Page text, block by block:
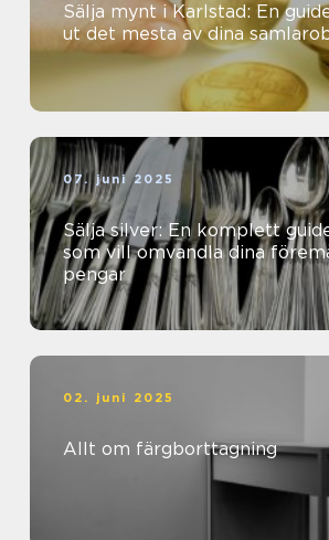
Sälja mynt i Karlstad: En
ut det mesta av dina
07. juni 2025
Sälja silver: En komplett
som vill omvandla dina
pengar
02. juni 2025
Allt om färgborttagning